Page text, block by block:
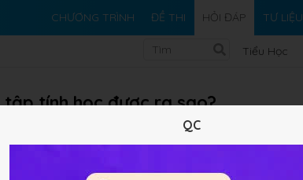
CHƯƠNG TRÌNH ĐỀ THI HỎI ĐÁP TƯ LIỆU
Tiểu Học
tập tính học được ra sao?
QC